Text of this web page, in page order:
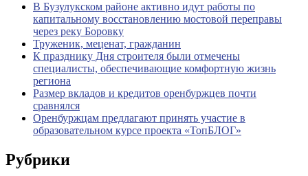
В Бузулукском районе активно идут работы по
капитальному восстановлению мостовой переправы
через реку Боровку
Труженик, меценат, гражданин
К празднику Дня строителя были отмечены
специалисты, обеспечивающие комфортную жизнь
региона
Размер вкладов и кредитов оренбуржцев почти
сравнялся
Оренбуржцам предлагают принять участие в
образовательном курсе проекта «ТопБЛОГ»
Рубрики